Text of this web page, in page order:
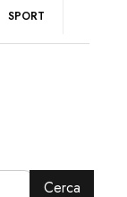
SPORT
Cerca